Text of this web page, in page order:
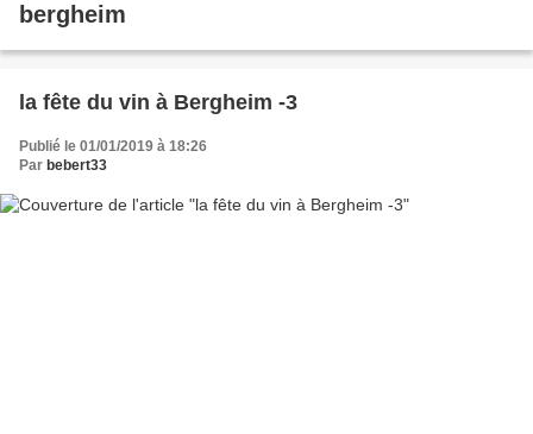
bergheim
la fête du vin à Bergheim -3
Publié le 01/01/2019 à 18:26
Par bebert33